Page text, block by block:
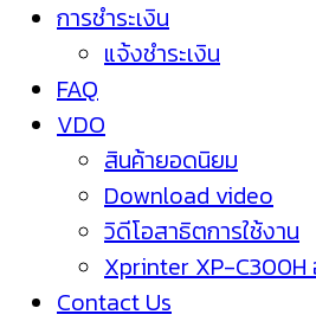
การชำระเงิน
แจ้งชำระเงิน
FAQ
VDO
สินค้ายอดนิยม
Download video
วิดีโอสาธิตการใช้งาน
Xprinter XP-C300H
Contact Us